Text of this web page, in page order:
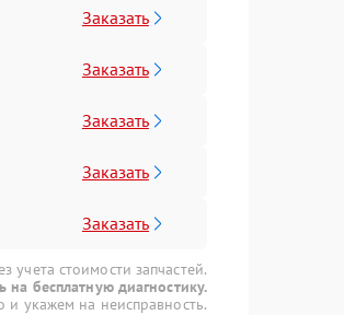
Заказать
Заказать
Заказать
Заказать
Заказать
учета стоимости запчастей.
на бесплатную диагностику.
укажем на неисправность.